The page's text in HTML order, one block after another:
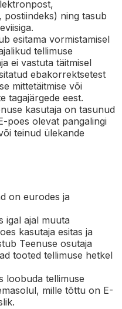
postiindeks) ning tasub
esitama vormistamisel
tellimuse
ei vastuta täitmisel
ebakorrektsetest
mittetäitmise või
tagajärgede eest.
kasutaja on tasunud
poes olevat pangalingi
teinud ülekande
on eurodes ja
igal ajal muuta
kasutaja esitas ja
Teenuse osutaja
tooted tellimuse hetkel
loobuda tellimuse
mille tõttu on E-